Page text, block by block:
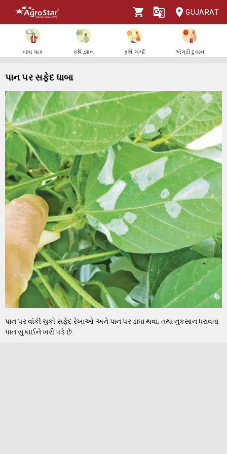
GUJARAT
બધા પાક કૃષિ જ્ઞાન કૃષિ ચર્ચા એગ્રી દુકાન
પાન પર સફેદ ધાબા
પાન પર વાંકી ચુકી સફેદ રેખાઓ અને પાન પર ડાઘા થવા; તથા નુકસાન ધરાવતા
પાન સુકાઈને ખરી પડે છે.